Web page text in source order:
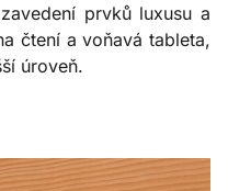
prvků luxusu a
čtení a voňavá tableta,
úroveň.